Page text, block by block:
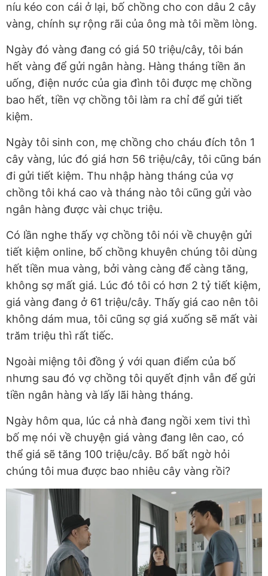
níu kéo con cái ở lại, bố chồng cho con dâu 2 cây
vàng, chính sự rộng rãi của ông mà tôi mềm lòng.
Ngày đó vàng đang có giá 50 triệu/cây, tôi bán
hết vàng để gửi ngân hàng. Hàng tháng tiền ăn
uống, điện nước của gia đình tôi được mẹ chồng
bao hết, tiền vợ chồng tôi làm ra chỉ để gửi tiết
kiệm.
Ngày tôi sinh con, mẹ chồng cho cháu đích tôn 1
cây vàng, lúc đó giá hơn 56 triệu/cây, tôi cũng bán
đi gửi tiết kiệm. Thu nhập hàng tháng của vợ
chồng tôi khá cao và tháng nào tôi cũng gửi vào
ngân hàng được vài chục triệu.
Có lần nghe thấy vợ chồng tôi nói về chuyện gửi
tiết kiệm online, bố chồng khuyên chúng tôi dùng
hết tiền mua vàng, bởi vàng càng để càng tăng,
không sợ mất giá. Lúc đó tôi có hơn 2 tỷ tiết kiệm,
giá vàng đang ở 61 triệu/cây. Thấy giá cao nên tôi
không dám mua, tôi cũng sợ giá xuống sẽ mất vài
trăm triệu thì rất tiếc.
Ngoài miệng tôi đồng ý với quan điểm của bố
nhưng sau đó vợ chồng tôi quyết định vẫn để gửi
tiền ngân hàng và lấy lãi hàng tháng.
Ngày hôm qua, lúc cả nhà đang ngồi xem tivi thì
bố mẹ nói về chuyện giá vàng đang lên cao, có
thể giá sẽ tăng 100 triệu/cây. Bố bất ngờ hỏi
chúng tôi mua được bao nhiêu cây vàng rồi?